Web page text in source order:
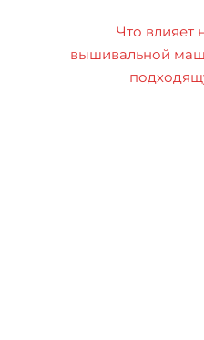
Что влияет
вышивальной